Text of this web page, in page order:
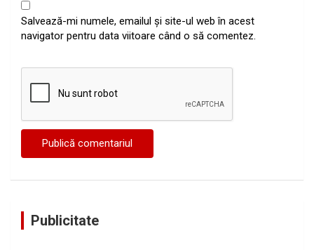
Salvează-mi numele, emailul și site-ul web în acest
navigator pentru data viitoare când o să comentez.
Publicitate